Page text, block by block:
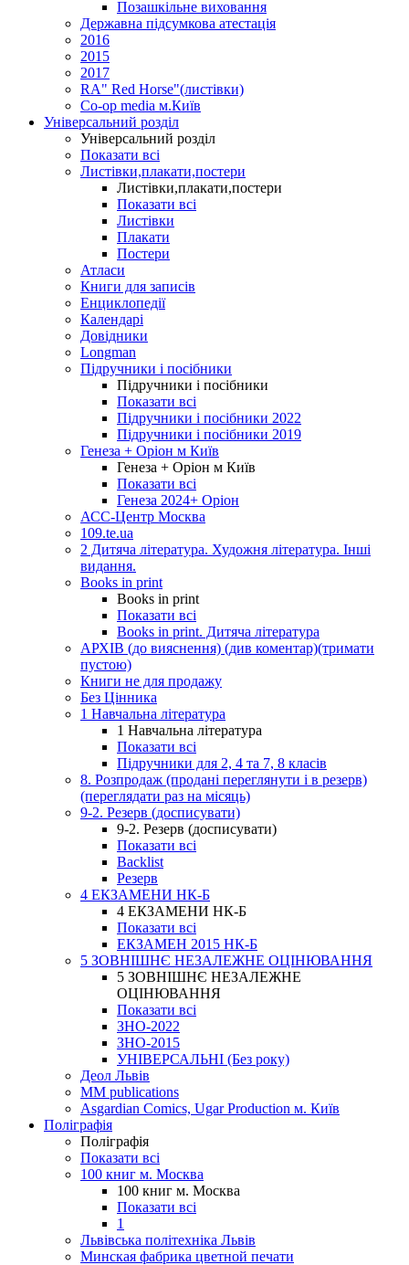
Позашкільне виховання
Державна підсумкова атестація
2016
2015
2017
RA" Red Horse"(листівки)
Co-op media м.Київ
Універсальний розділ
Універсальний розділ
Показати всі
Листівки,плакати,постери
Листівки,плакати,постери
Показати всі
Листівки
Плакати
Постери
Атласи
Книги для записів
Енциклопедії
Календарі
Довідники
Longman
Підручники і посібники
Підручники і посібники
Показати всі
Підручники і посібники 2022
Підручники і посібники 2019
Генеза + Оріон м Київ
Генеза + Оріон м Київ
Показати всі
Генеза 2024+ Оріон
АСС-Центр Москва
109.te.ua
2 Дитяча література. Художня література. Інші
видання.
Books in print
Books in print
Показати всі
Books in print. Дитяча література
АРХІВ (до вияснення) (див коментар)(тримати
пустою)
Книги не для продажу
Без Цінника
1 Навчальна література
1 Навчальна література
Показати всі
Підручники для 2, 4 та 7, 8 класів
8. Розпродаж (продані переглянути і в резерв)
(переглядати раз на місяць)
9-2. Резерв (досписувати)
9-2. Резерв (досписувати)
Показати всі
Backlist
Резерв
4 ЕКЗАМЕНИ НК-Б
4 ЕКЗАМЕНИ НК-Б
Показати всі
ЕКЗАМЕН 2015 НК-Б
5 ЗОВНІШНЄ НЕЗАЛЕЖНЕ ОЦІНЮВАННЯ
5 ЗОВНІШНЄ НЕЗАЛЕЖНЕ
ОЦІНЮВАННЯ
Показати всі
ЗНО-2022
ЗНО-2015
УНІВЕРСАЛЬНІ (Без року)
Деол Львів
MM publications
Asgardian Comics, Ugar Production м. Київ
Поліграфія
Поліграфія
Показати всі
100 книг м. Москва
100 книг м. Москва
Показати всі
1
Львівська політехніка Львів
Минская фабрика цветной печати